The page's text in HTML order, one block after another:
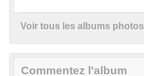
Voir tous les albums photos
Commentez l'album